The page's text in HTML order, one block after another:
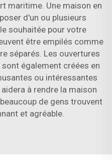
maritime. Une maison en
d'un ou plusieurs
souhaitée pour votre
être empilés comme
séparés. Les ouvertures
également créées en
ou intéressantes
à rendre la maison
de gens trouvent
et agréable.